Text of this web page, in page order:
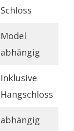
Schloss
Model
abhängig
Inklusive
Hangschloss
abhängig